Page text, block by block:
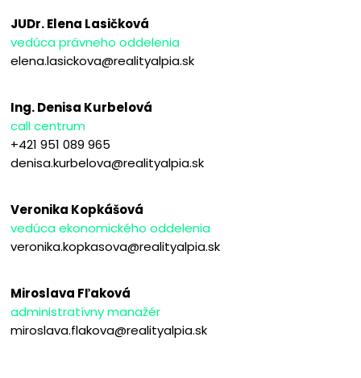
JUDr. Elena Lasičková
vedúca právneho oddelenia
elena.lasickova@realityalpia.sk
Ing. Denisa Kurbelová
call centrum
+421 951 089 965
denisa.kurbelova@realityalpia.sk
Veronika Kopkášová
vedúca ekonomického oddelenia
veronika.kopkasova@realityalpia.sk
Miroslava Fľaková
administratívny manažér
miroslava.flakova@realityalpia.sk